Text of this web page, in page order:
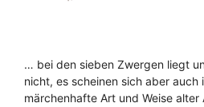
… bei den sieben Zwergen liegt
nicht, es scheinen sich aber auch
märchenhafte Art und Weise